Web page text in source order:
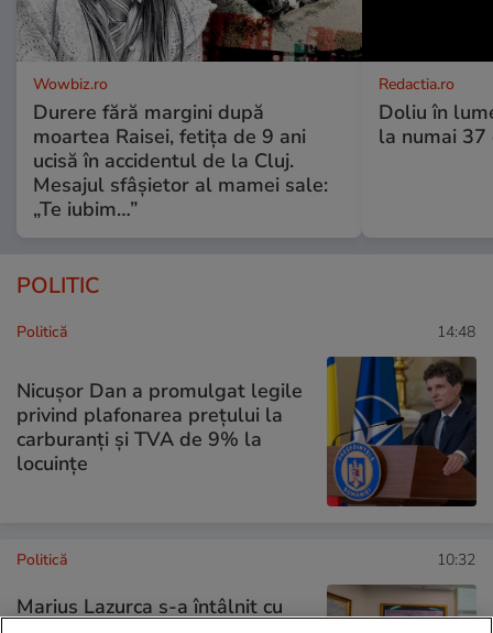
Wowbiz.ro
Durere fără margini după
moartea Raisei, fetița de 9 ani
ucisă în accidentul de la Cluj.
Mesajul sfâșietor al mamei sale:
„Te iubim…”
Redactia.ro
Doliu în
la numai 37
POLITIC
Politică 14:48
Nicușor Dan a promulgat legile
privind plafonarea prețului la
carburanți și TVA de 9% la
locuințe
Politică 10:32
Marius Lazurca s-a întâlnit cu